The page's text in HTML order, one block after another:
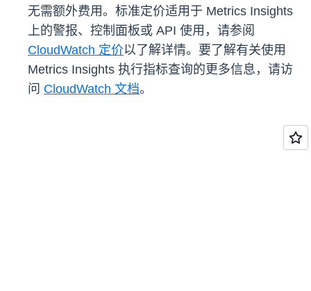
无需额外费用。标准定价适用于 Metrics Insights
上的警报、控制面板或 API 使用，请参阅
CloudWatch 定价以了解详情。要了解有关使用
Metrics Insights 执行指标查询的更多信息，请访
问 CloudWatch 文档。